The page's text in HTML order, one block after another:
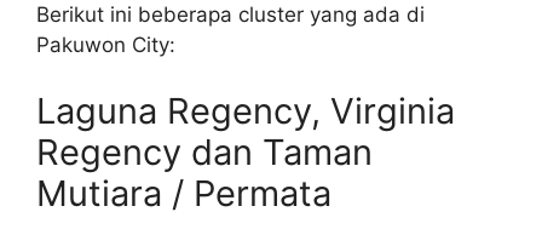
Berikut ini beberapa cluster yang ada di
Pakuwon City:
Laguna Regency, Virginia
Regency dan Taman
Mutiara / Permata